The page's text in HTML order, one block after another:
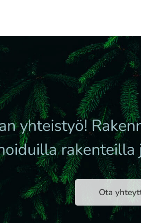
yhteistyö!
Ota